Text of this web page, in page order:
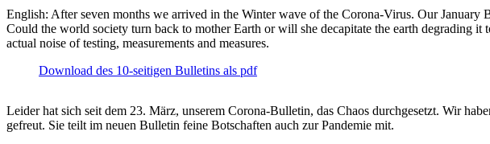
English: After seven months we arrived in the Winter wave of the Corona-Virus. Our
Could the world society turn back to mother Earth or will she decapitate the earth degrading it
actual noise of testing, measurements and measures.
Download des 10-seitigen Bulletins als pdf
Leider hat sich seit dem 23. März, unserem Corona-Bulletin, das Chaos durchgesetzt. Wir
gefreut. Sie teilt im neuen Bulletin feine Botschaften auch zur Pandemie mit.